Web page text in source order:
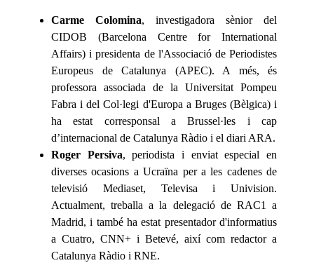
Carme Colomina, investigadora sènior del
CIDOB (Barcelona Centre for International
Affairs) i presidenta de l'Associació de Periodistes
Europeus de Catalunya (APEC). A més, és
professora associada de la Universitat Pompeu
Fabra i del Col·legi d'Europa a Bruges (Bèlgica) i
ha estat corresponsal a Brussel·les i cap
d’internacional de Catalunya Ràdio i el diari ARA.
Roger Persiva, periodista i enviat especial en
diverses ocasions a Ucraïna per a les cadenes de
televisió Mediaset, Televisa i Univision.
Actualment, treballa a la delegació de RAC1 a
Madrid, i també ha estat presentador d'informatius
a Cuatro, CNN+ i Betevé, així com redactor a
Catalunya Ràdio i RNE.